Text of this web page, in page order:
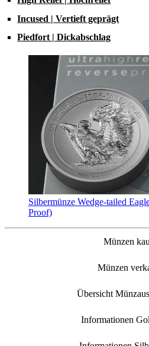
Incused | Vertieft geprägt
Piedfort | Dickabschlag
Silbermünze Wedge-tailed
Proof)
Münzen
Münzen
Übersicht
Informationen